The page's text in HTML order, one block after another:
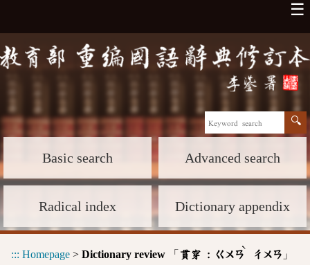
☰
Basic search Advanced search
Radical index Dictionary appendix
::: Homepage > Dictionary review 「 貫穿 : ㄍㄨㄢ
ˋ
ㄔㄨㄢ 」